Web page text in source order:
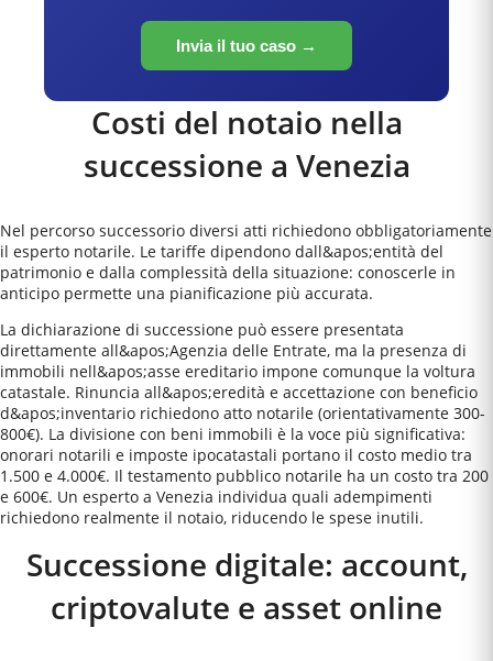
Invia il tuo caso →
Costi del notaio nella
successione a Venezia
Nel percorso successorio diversi atti richiedono obbligatoriamente
il esperto notarile. Le tariffe dipendono dall&apos;entità del
patrimonio e dalla complessità della situazione: conoscerle in
anticipo permette una pianificazione più accurata.
La dichiarazione di successione può essere presentata
direttamente all&apos;Agenzia delle Entrate, ma la presenza di
immobili nell&apos;asse ereditario impone comunque la voltura
catastale. Rinuncia all&apos;eredità e accettazione con beneficio
d&apos;inventario richiedono atto notarile (orientativamente 300-
800€). La divisione con beni immobili è la voce più significativa:
onorari notarili e imposte ipocatastali portano il costo medio tra
1.500 e 4.000€. Il testamento pubblico notarile ha un costo tra 200
e 600€. Un esperto a Venezia individua quali adempimenti
richiedono realmente il notaio, riducendo le spese inutili.
Successione digitale: account,
criptovalute e asset online